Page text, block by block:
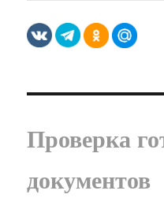
Проверка
документов